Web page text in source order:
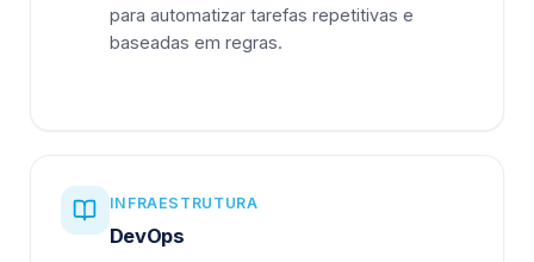
para automatizar tarefas repetitivas e
baseadas em regras.
INFRAESTRUTURA
DevOps